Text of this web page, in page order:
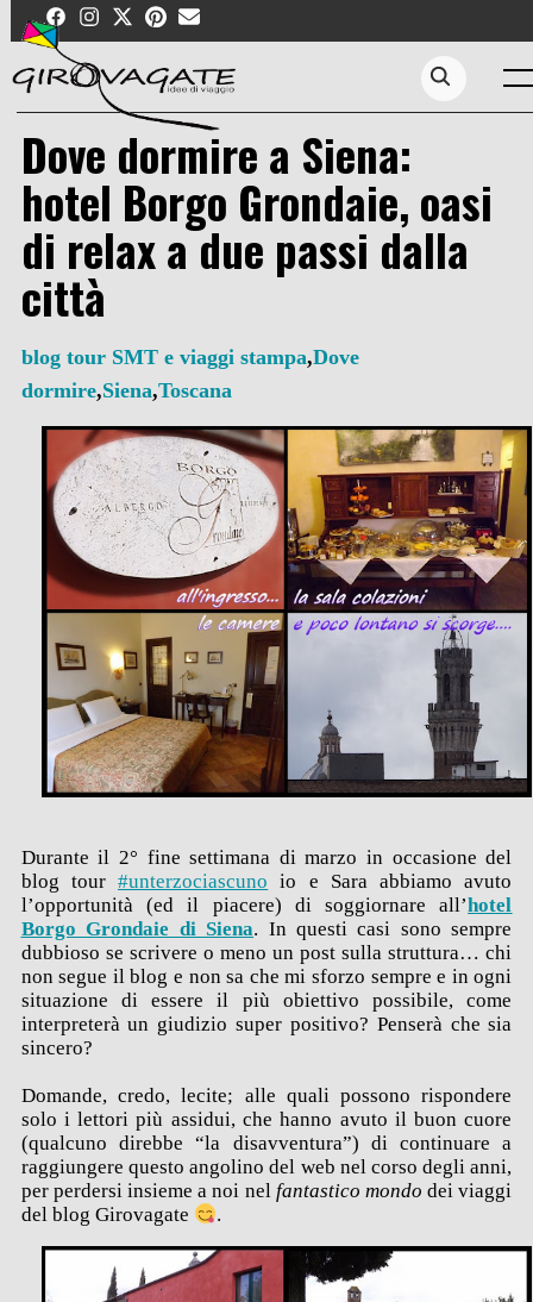
content
Search...
Dove dormire a Siena:
hotel Borgo Grondaie, oasi
di relax a due passi dalla
città
blog tour SMT e viaggi stampa,Dove
dormire,Siena,Toscana
Durante il 2° fine settimana di marzo in occasione del
blog tour#unterzociascuno io e Sara abbiamo avuto
l’opportunità (ed il piacere) di soggiornare all’hotel
Borgo Grondaie di Siena. In questi casi sono sempre
dubbioso se scrivere o meno un post sulla struttura… chi
non segue il blog e non sa che mi sforzo sempre e in ogni
situazione di essere il più obiettivo possibile, come
interpreterà un giudizio super positivo? Penserà che sia
sincero?
Domande, credo, lecite; alle quali possono rispondere
solo i lettori più assidui, che hanno avuto il buon cuore
(qualcuno direbbe “la disavventura”) di continuare a
raggiungere questo angolino del web nel corso degli anni,
per perdersi insieme a noi nel fantastico mondo dei viaggi
del blog Girovagate
.